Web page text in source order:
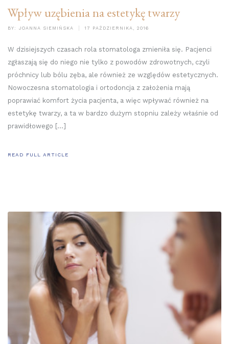
Wpływ uzębienia na estetykę twarzy
BY: JOANNA SIEMIŃSKA 17 PAŹDZIERNIKA, 2016
W dzisiejszych czasach rola stomatologa zmieniła się. Pacjenci
zgłaszają się do niego nie tylko z powodów zdrowotnych, czyli
próchnicy lub bólu zęba, ale również ze względów estetycznych.
Nowoczesna stomatologia i ortodoncja z założenia mają
poprawiać komfort życia pacjenta, a więc wpływać również na
estetykę twarzy, a ta w bardzo dużym stopniu zależy właśnie od
prawidłowego […]
READ FULL ARTICLE